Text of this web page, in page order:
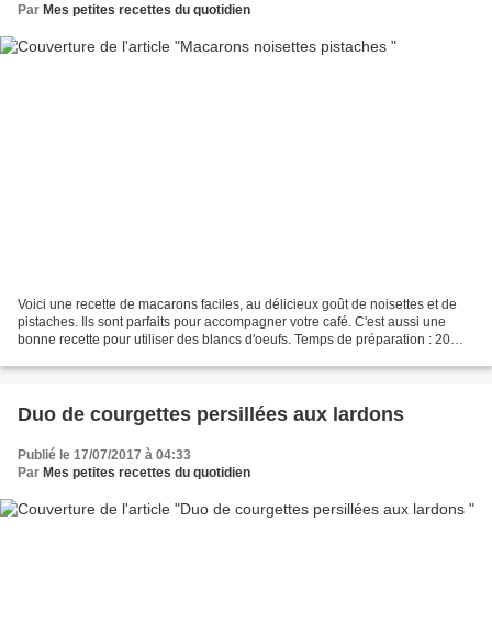
Par Mes petites recettes du quotidien
Voici une recette de macarons faciles, au délicieux goût de noisettes et de
pistaches. Ils sont parfaits pour accompagner votre café. C'est aussi une
bonne recette pour utiliser des blancs d'oeufs. Temps de préparation : 20
Duo de courgettes persillées aux lardons
Publié le 17/07/2017 à 04:33
Par Mes petites recettes du quotidien